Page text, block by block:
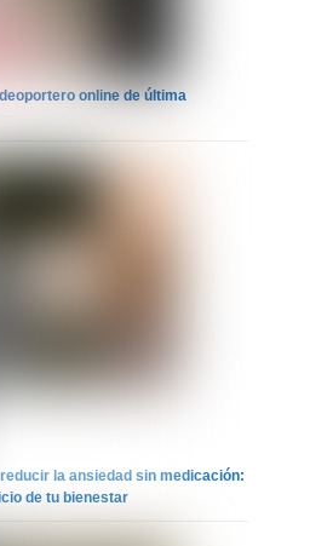
online de última
la ansiedad sin medicación:
de tu bienestar